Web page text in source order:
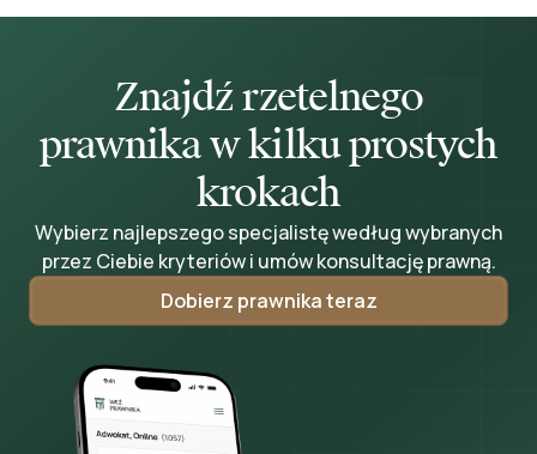
Znajdź rzetelnego
prawnika w kilku prostych
krokach
Wybierz najlepszego specjalistę według wybranych
przez Ciebie kryteriów i umów konsultację prawną.
Dobierz prawnika teraz